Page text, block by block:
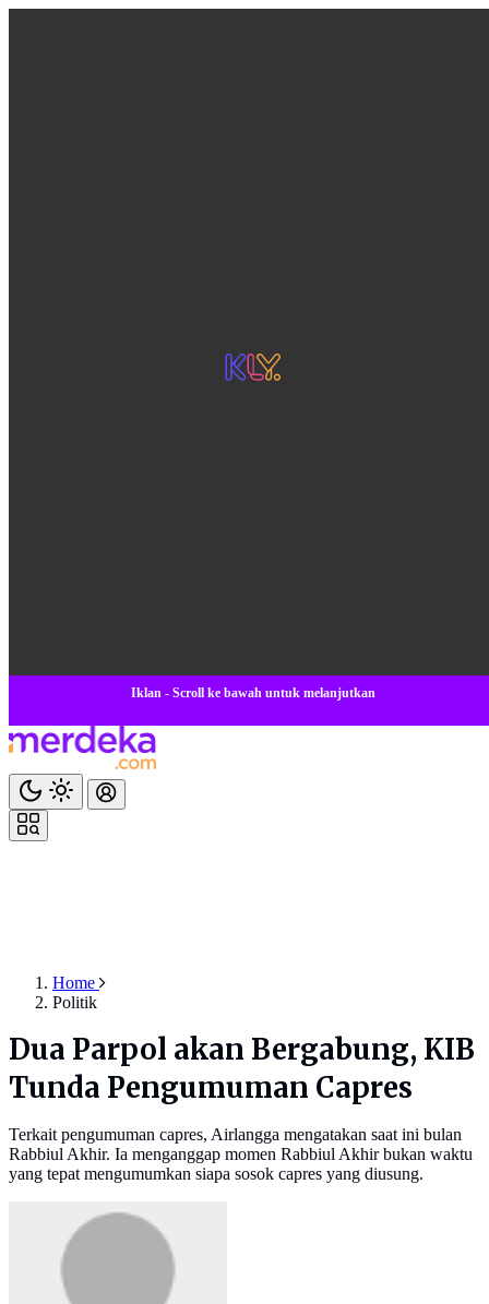
Iklan - Scroll ke bawah untuk melanjutkan
Home
Politik
Dua Parpol akan Bergabung, KIB
Tunda Pengumuman Capres
Terkait pengumuman capres, Airlangga mengatakan saat ini bulan
Rabbiul Akhir. Ia menganggap momen Rabbiul Akhir bukan waktu
yang tepat mengumumkan siapa sosok capres yang diusung.